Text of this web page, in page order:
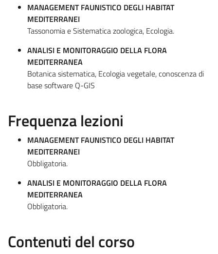
MANAGEMENT FAUNISTICO DEGLI HABITAT
MEDITERRANEI
Tassonomia e Sistematica zoologica, Ecologia.
ANALISI E MONITORAGGIO DELLA FLORA
MEDITERRANEA
Botanica sistematica, Ecologia vegetale, conoscenza di
base software Q-GIS
Frequenza lezioni
MANAGEMENT FAUNISTICO DEGLI HABITAT
MEDITERRANEI
Obbligatoria.
ANALISI E MONITORAGGIO DELLA FLORA
MEDITERRANEA
Obbligatoria.
Contenuti del corso